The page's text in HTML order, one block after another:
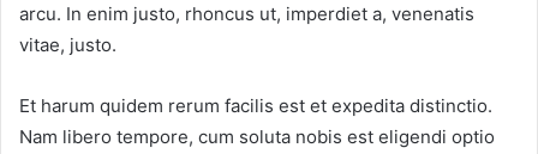
arcu. In enim justo, rhoncus ut, imperdiet a, venenatis
vitae, justo.
Et harum quidem rerum facilis est et expedita distinctio.
Nam libero tempore, cum soluta nobis est eligendi optio